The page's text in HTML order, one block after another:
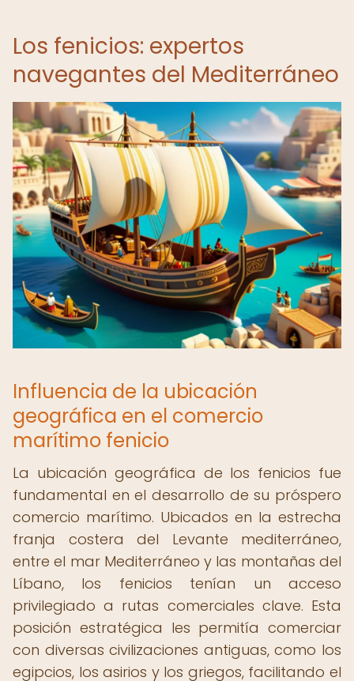
Los fenicios: expertos
navegantes del Mediterráneo
Influencia de la ubicación
geográfica en el comercio
marítimo fenicio
La ubicación geográfica de los fenicios fue
fundamental en el desarrollo de su próspero
comercio marítimo. Ubicados en la estrecha
franja costera del Levante mediterráneo,
entre el mar Mediterráneo y las montañas del
Líbano, los fenicios tenían un acceso
privilegiado a rutas comerciales clave. Esta
posición estratégica les permitía comerciar
con diversas civilizaciones antiguas, como los
egipcios, los asirios y los griegos, facilitando el